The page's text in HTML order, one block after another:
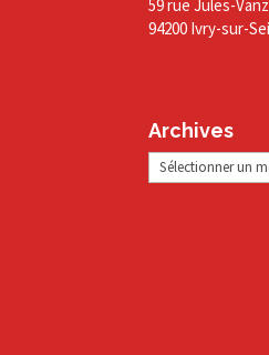
59 rue Jules-
94200 Ivry-sur-
Archives
Archives